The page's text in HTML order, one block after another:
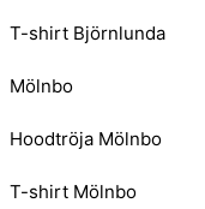
T-shirt Björnlunda
Mölnbo
Hoodtröja Mölnbo
T-shirt Mölnbo